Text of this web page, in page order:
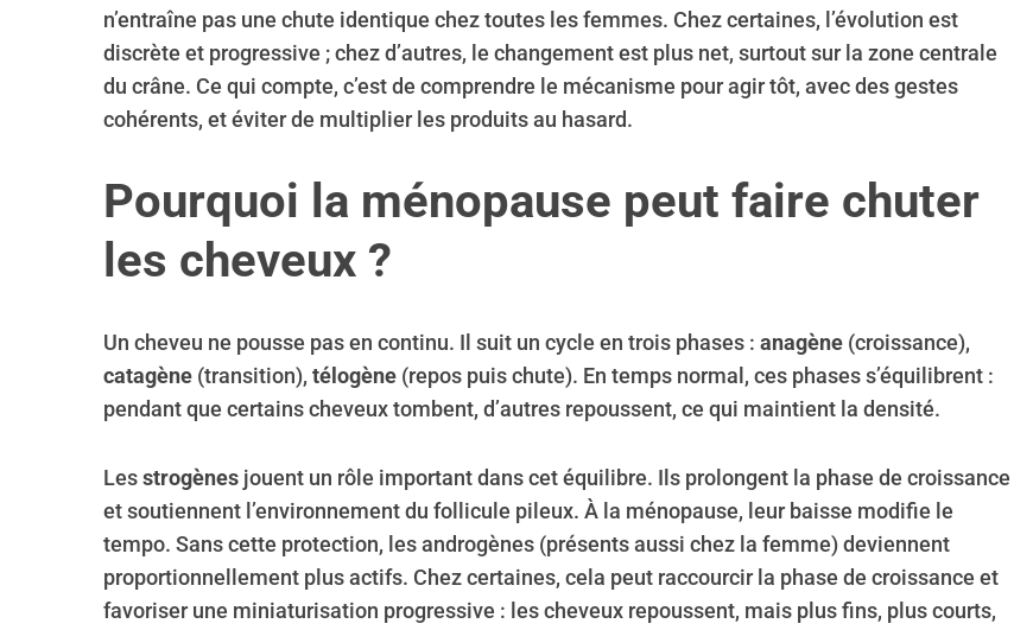
n’entraîne pas une chute identique chez toutes les femmes. Chez certaines, l’évolution est
discrète et progressive ; chez d’autres, le changement est plus net, surtout sur la zone centrale
du crâne. Ce qui compte, c’est de comprendre le mécanisme pour agir tôt, avec des gestes
cohérents, et éviter de multiplier les produits au hasard.
Pourquoi la ménopause peut faire chuter
les cheveux ?
Un cheveu ne pousse pas en continu. Il suit un cycle en trois phases : anagène (croissance),
catagène (transition), télogène (repos puis chute). En temps normal, ces phases s’équilibrent :
pendant que certains cheveux tombent, d’autres repoussent, ce qui maintient la densité.
Lesstrogènes jouent un rôle important dans cet équilibre. Ils prolongent la phase de croissance
et soutiennent l’environnement du follicule pileux. À la ménopause, leur baisse modifie le
tempo. Sans cette protection, les androgènes (présents aussi chez la femme) deviennent
proportionnellement plus actifs. Chez certaines, cela peut raccourcir la phase de croissance et
favoriser une miniaturisation progressive : les cheveux repoussent, mais plus fins, plus courts,